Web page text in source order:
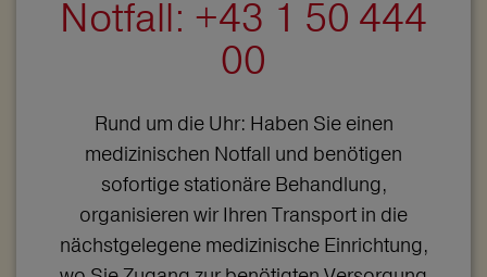
Notfall: +43 1 50 444
00
Rund um die Uhr: Haben Sie einen
medizinischen Notfall und benötigen
sofortige stationäre Behandlung,
organisieren wir Ihren Transport in die
nächstgelegene medizinische Einrichtung,